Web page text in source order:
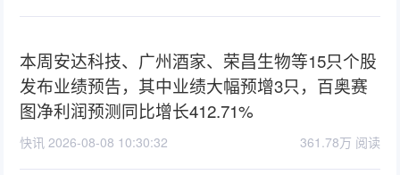
本周安达科技、广州酒家、荣昌生物等15只个股
发布业绩预告，其中业绩大幅预增3只，百奥赛
图净利润预测同比增长412.71%
快讯 2026-08-08 10:30:32 361.78万 阅读